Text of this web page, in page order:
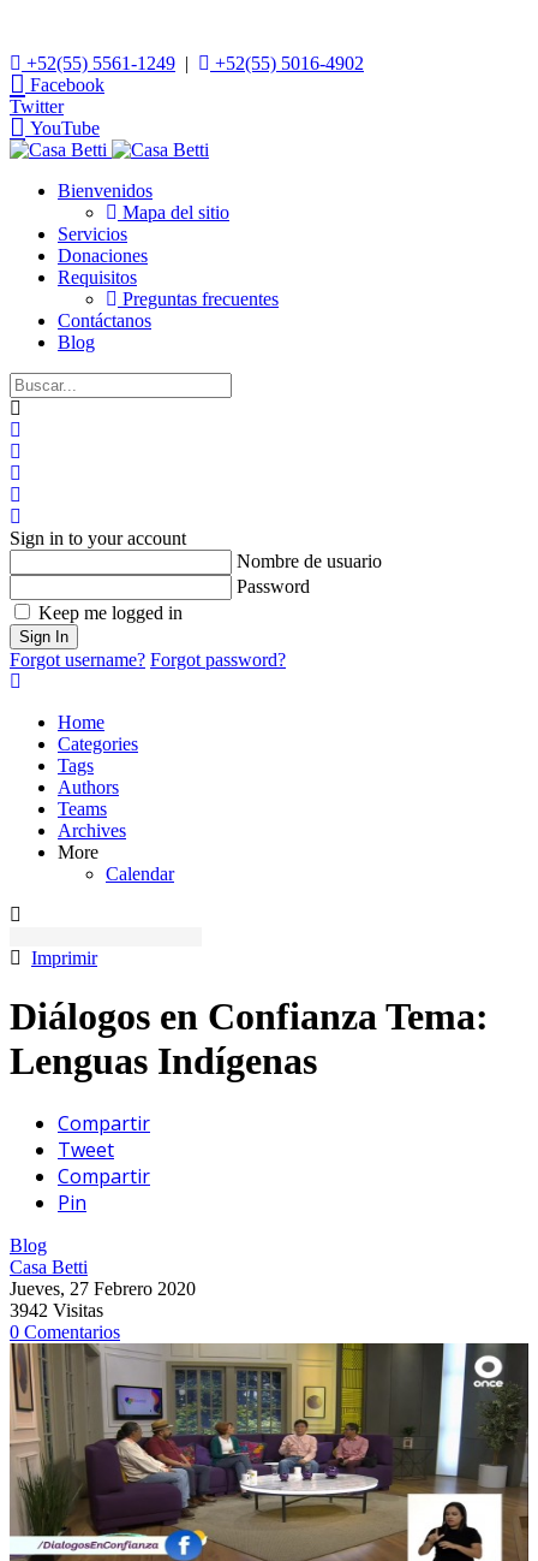
+52(55) 5561-1249 |
+52(55) 5016-4902
Facebook
Twitter
YouTube
Bienvenidos
Mapa del sitio
Servicios
Donaciones
Requisitos
Preguntas frecuentes
Contáctanos
Blog
actualizaciones
baja
blog
In
Sign in to your account
Nombre de usuario
Password
Keep me logged in
Sign In
Forgot username? Forgot password?
Home
Categories
Tags
Authors
Teams
Archives
More
Calendar
Imprimir
Diálogos en Confianza Tema:
Lenguas Indígenas
Compartir
Tweet
Compartir
Pin
Blog
Casa Betti
Jueves, 27 Febrero 2020
3942 Visitas
0 Comentarios